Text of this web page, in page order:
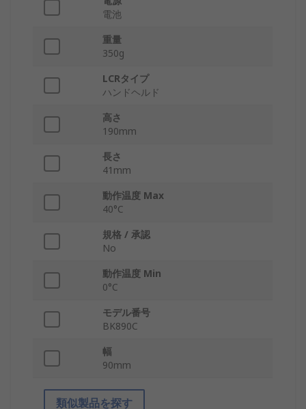
電池
重量
350g
LCRタイプ
ハンドヘルド
高さ
190mm
長さ
41mm
動作温度 Max
40°C
規格 / 承認
No
動作温度 Min
0°C
モデル番号
BK890C
幅
90mm
類似製品を探す